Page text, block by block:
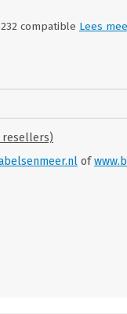
compatible Lees
resellers)
of